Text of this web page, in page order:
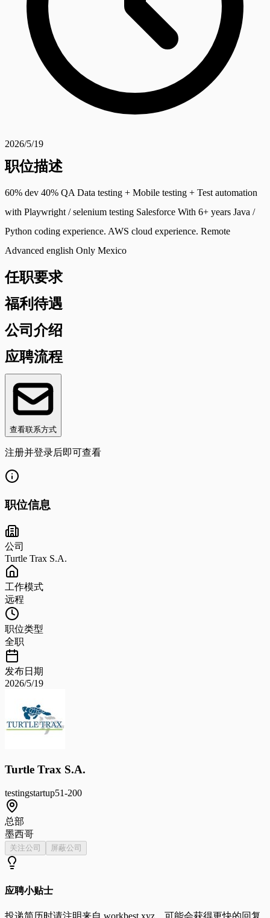
2026/5/19
职位描述
60% dev 40% QA Data testing + Mobile testing + Test automation
with Playwright / selenium testing Salesforce With 6+ years Java /
Python coding experience. AWS cloud experience. Remote
Advanced english Only Mexico
任职要求
福利待遇
公司介绍
应聘流程
查看联系方式
注册并登录后即可查看
职位信息
公司
Turtle Trax S.A.
工作模式
远程
职位类型
全职
发布日期
2026/5/19
Turtle Trax S.A.
testingstartup51-200
总部
墨西哥
关注公司 屏蔽公司
应聘小贴士